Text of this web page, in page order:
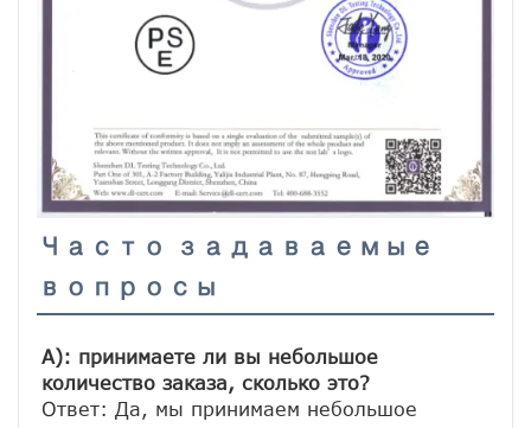
Часто задаваемые
вопросы
A): принимаете ли вы небольшое
количество заказа, сколько это?
Ответ: Да, мы принимаем небольшое